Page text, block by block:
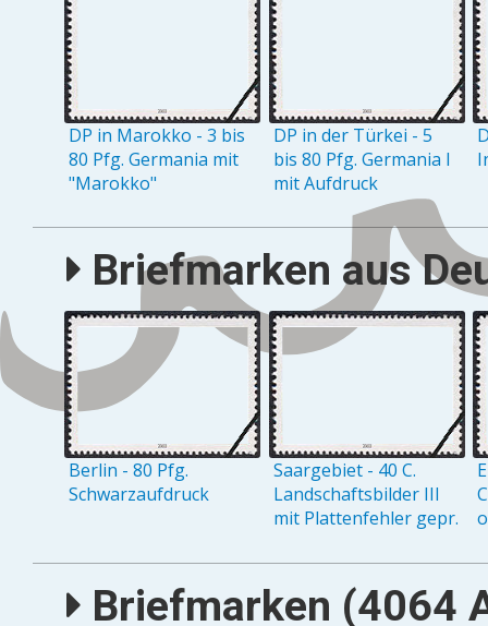
DP in Marokko - 3 bis
80 Pfg. Germania mit
"Marokko"
DP in der Türkei - 5
bis 80 Pfg. Germania I
mit Aufdruck
Briefmarken aus
Berlin - 80 Pfg.
Schwarzaufdruck
Saargebiet - 40 C.
Landschaftsbilder III
mit Plattenfehler gepr.
Briefmarken (4064